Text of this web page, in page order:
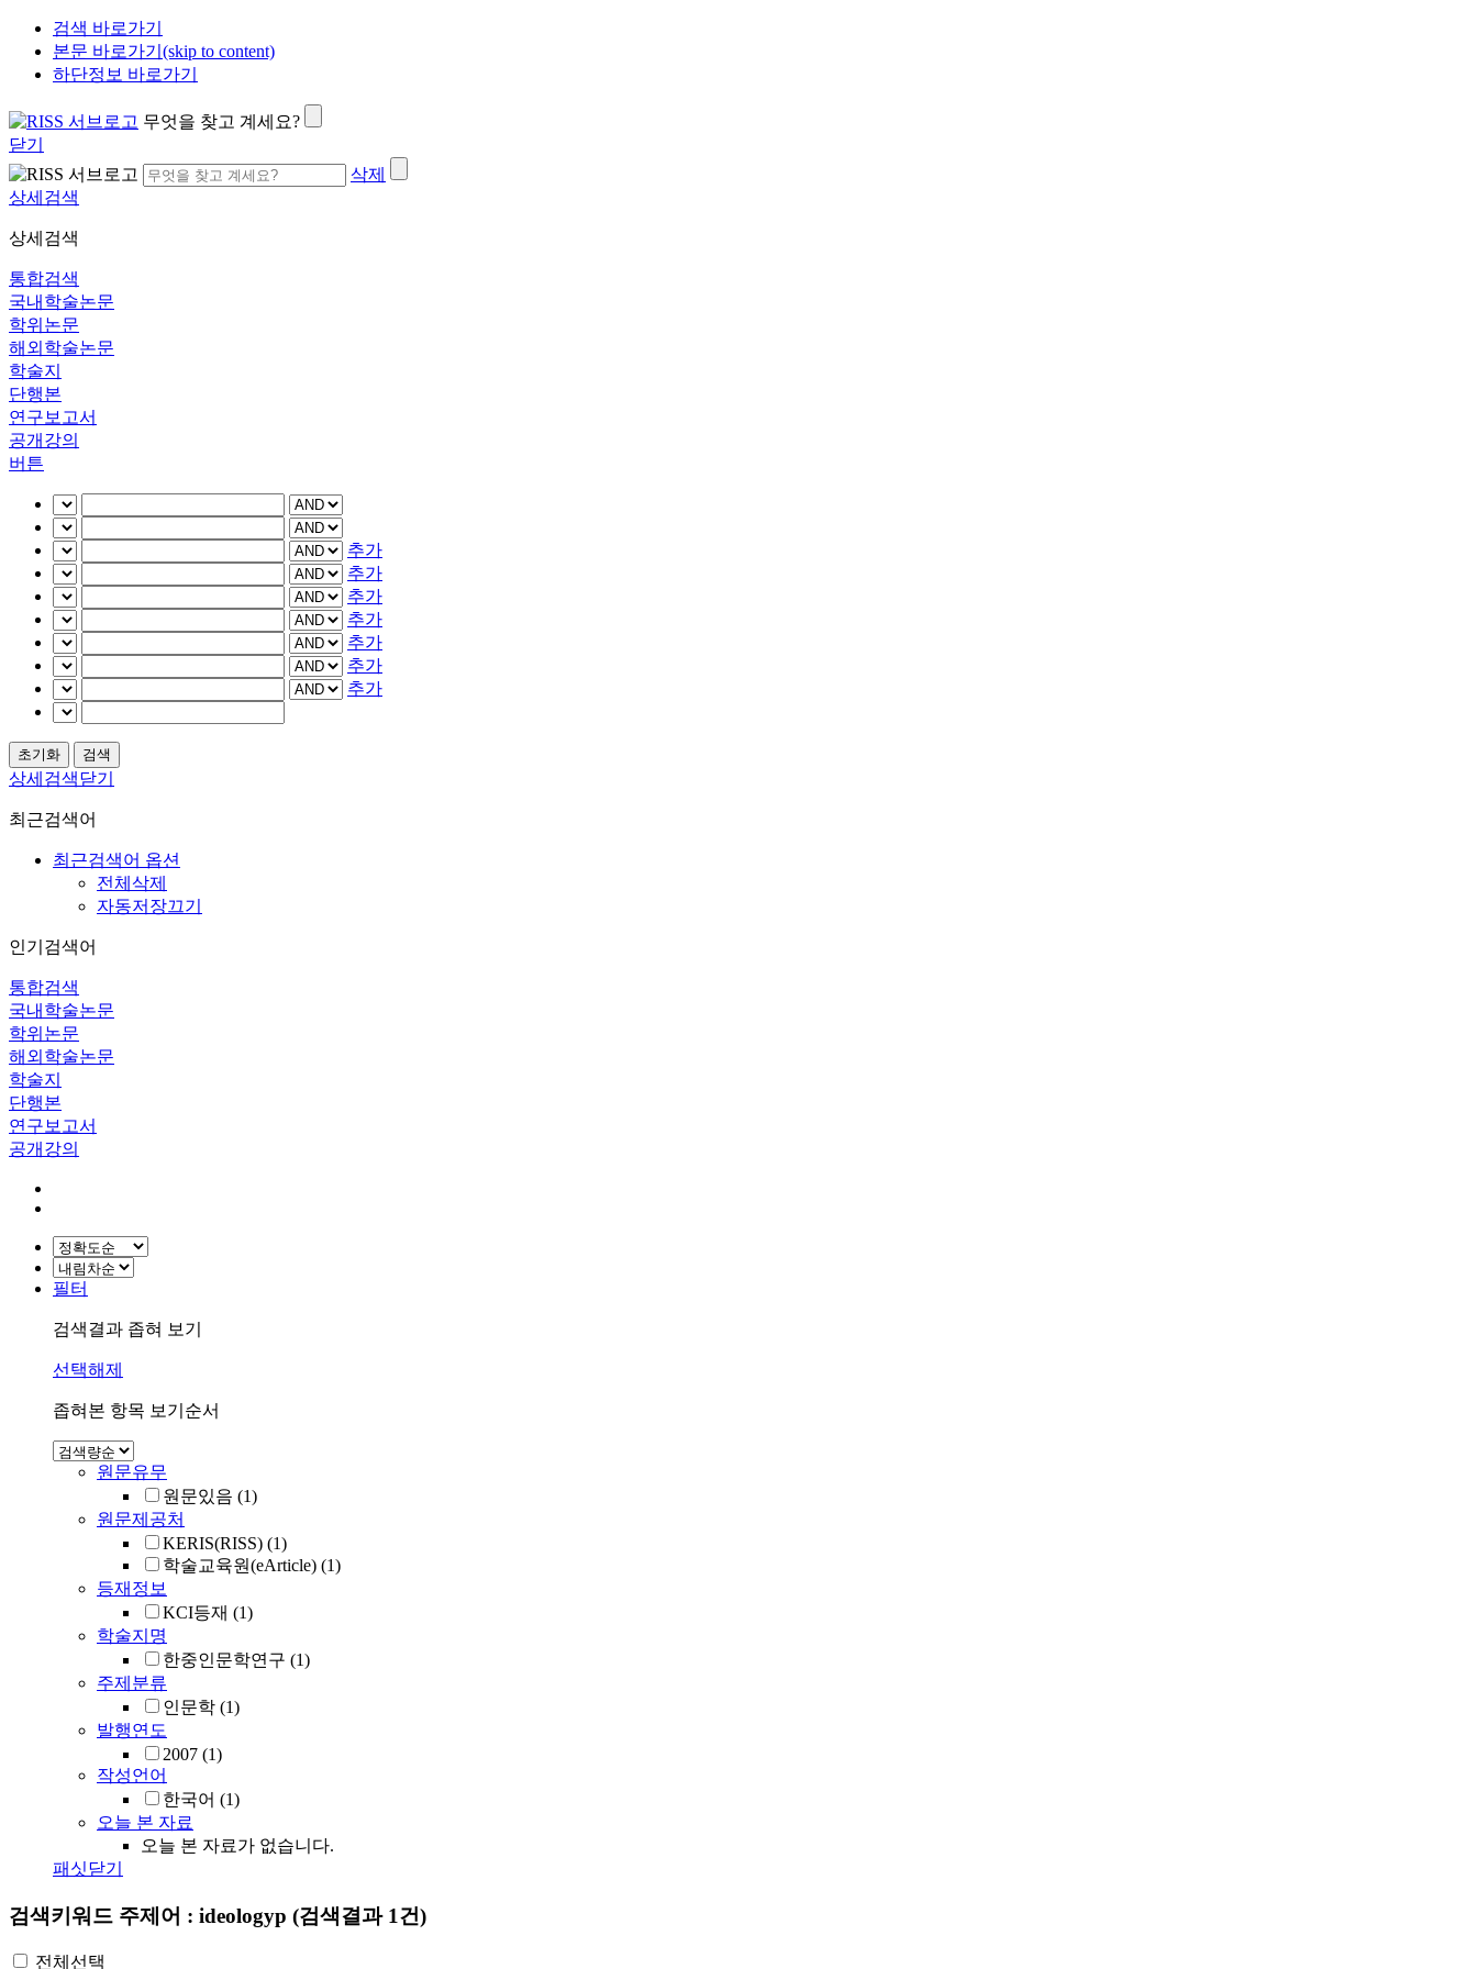
검색 바로가기
본문 바로가기(skip to content)
하단정보 바로가기
무엇을 찾고 계세요?
닫기
삭제
상세검색
상세검색
통합검색
국내학술논문
학위논문
해외학술논문
학술지
단행본
연구보고서
공개강의
버튼
추가
추가
추가
추가
추가
추가
추가
상세검색닫기
최근검색어
최근검색어 옵션
전체삭제
자동저장끄기
인기검색어
통합검색
국내학술논문
학위논문
해외학술논문
학술지
단행본
연구보고서
공개강의
필터
검색결과 좁혀 보기
선택해제
좁혀본 항목 보기순서
원문유무
원문있음 (1)
원문제공처
KERIS(RISS) (1)
학술교육원(eArticle) (1)
등재정보
KCI등재 (1)
학술지명
한중인문학연구 (1)
주제분류
인문학 (1)
발행연도
2007 (1)
작성언어
한국어 (1)
오늘 본 자료
오늘 본 자료가 없습니다.
패싯닫기
검색키워드 주제어 : ideologyp (검색결과 1건)
전체선택